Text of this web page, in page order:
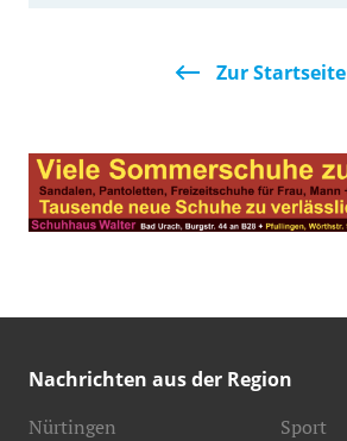
Zur Startseite
Nachrichten aus der Region
Nürtingen
Sport